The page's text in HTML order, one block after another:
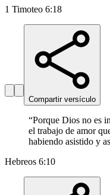
1 Timoteo 6:18
Compartir versículo
“Porque Dios no es
el trabajo de amor
habiendo asistido y
Hebreos 6:10